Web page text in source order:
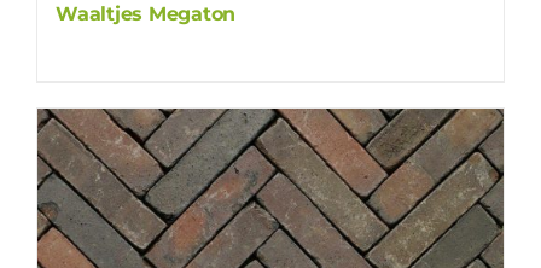
Waaltjes Megaton